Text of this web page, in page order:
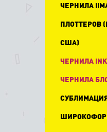
ЧЕРНИЛА
ПЛОТТЕРОВ
США)
ЧЕРНИЛА
ЧЕРНИЛА
СУБЛИМАЦИЯ